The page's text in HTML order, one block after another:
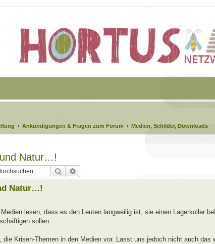
Ankündigungen & Fragen zum Forum Medien, Schilder, Downloads
Natur…!
Suche
Natur…!
lesen, dass es den Leuten langweilig ist, sie einen Lagerkoller
sollen.
Krisen-Themen in den Medien vor. Lasst uns jedoch nicht auch das